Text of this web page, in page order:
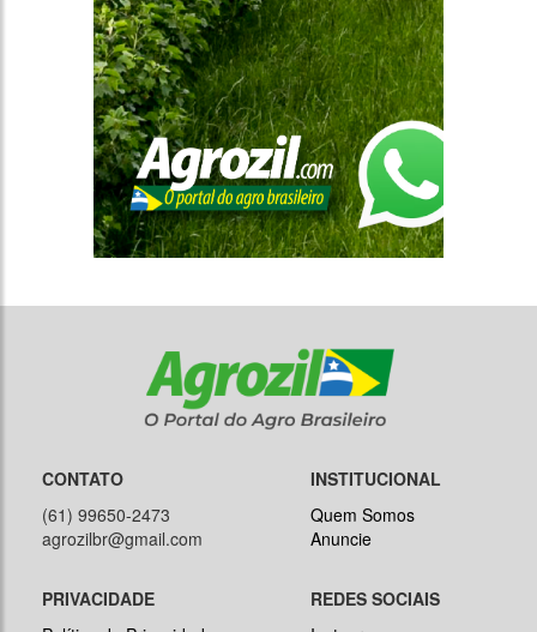
(61) 99650-2473
agrozilbr@gmail.com
Quem Somos
Anuncie
Política de Privacidade
Instagram